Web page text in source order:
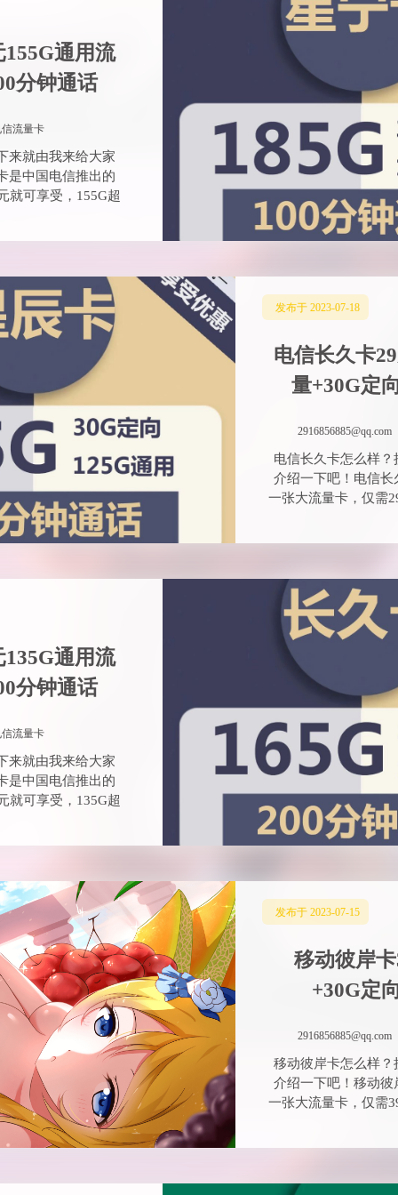
发布于 2023-07-18
电信长久卡
量+30G定
2916856885@qq.com
电信长久卡怎么样
介绍一下吧！电信
一张大流量卡，仅需
通用流
分钟通话
流量卡
来就由我来给大家
是中国电信推出的
就可享受，135G超
发布于 2023-07-15
移动彼岸
+30G定
2916856885@qq.com
移动彼岸卡怎么样
介绍一下吧！移动
一张大流量卡，仅需
通用
钟通话
动流量卡
来就由我来给大家
是中国移动推出的
就可享受，180G超